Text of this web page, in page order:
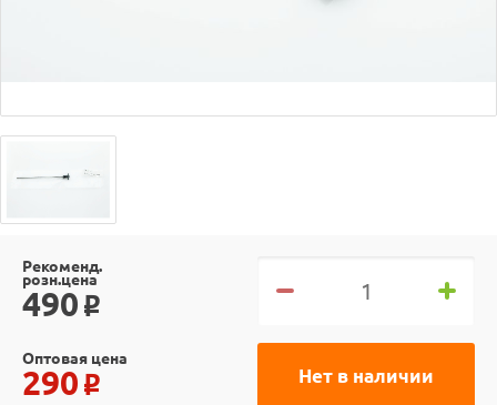
Рекоменд.
розн.цена
490 o
Нет в наличии
Оптовая цена
290 o